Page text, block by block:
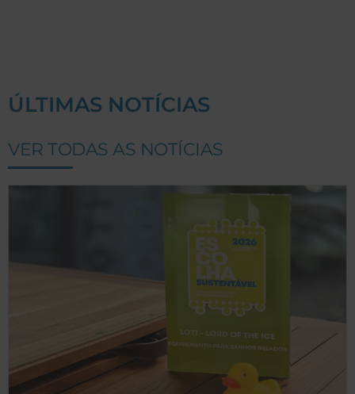
ÚLTIMAS NOTÍCIAS
VER TODAS AS NOTÍCIAS